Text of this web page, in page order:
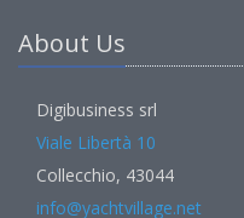
About Us
Digibusiness srl
Viale Libertà 10
Collecchio, 43044
info@yachtvillage.net